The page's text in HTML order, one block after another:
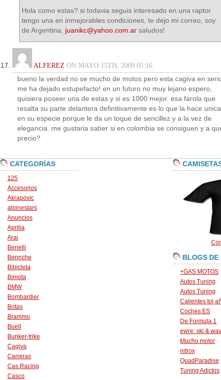
Hola como estas? si todavia seguis interesado en una raptor
tengo una en inmejorables condiciones, te dejo mi correo, soy
de Argentina, juanikc@yahoo.com.ar saludos!
ALFEREZ ON MAYO 15TH, 2009 05:16
bueno la verdad no se mucho de motos pero esta cagiva en
me ha dejado estupefacto! en un futuro no muy lejano espero,
quisiera poseer una de estas y si es 1000 mejor. esa farola que
resalta su parte delantera definitivamente es lo que la hace unica
en su especie porque le da un toque de sencillez y a la vez de
elegancia. me gustaria saber si en colombia se consiguen y a
precio?
CATEGORÍAS
125
Accesorios
Akrapovic
alpinestars
Anuncios
Aprilia
Arai
Benelli
Bennche
Bibicleta
Bimota
BMW
Bombardier
Botas
Brammo
Buell
Bunker-trike
Cagiva
Carreras
Cas Racing
Casco
BLOGS DE
+GAS MOTOS
Autos Tuning
Autos Tuning
Calientes tol
Coches ES
De Formula 1
ewre: ski &
Mucho motor
nitrox
QuadParadise
Tuning Adictos